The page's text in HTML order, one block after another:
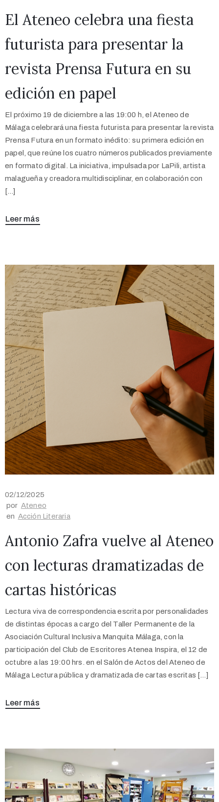
El Ateneo celebra una fiesta
futurista para presentar la
revista Prensa Futura en su
edición en papel
El próximo 19 de diciembre a las 19:00 h, el Ateneo de
Málaga celebrará una fiesta futurista para presentar la revista
Prensa Futura en un formato inédito: su primera edición en
papel, que reúne los cuatro números publicados previamente
en formato digital. La iniciativa, impulsada por LaPili, artista
malagueña y creadora multidisciplinar, en colaboración con
[…]
Leer más
02/12/2025
por Ateneo
en Acción Literaria
Antonio Zafra vuelve al Ateneo
con lecturas dramatizadas de
cartas históricas
Lectura viva de correspondencia escrita por personalidades
de distintas épocas a cargo del Taller Permanente de la
Asociación Cultural Inclusiva Manquita Málaga, con la
participación del Club de Escritores Atenea Inspira, el 12 de
octubre a las 19:00 hrs. en el Salón de Actos del Ateneo de
Málaga Lectura pública y dramatizada de cartas escritas […]
Leer más